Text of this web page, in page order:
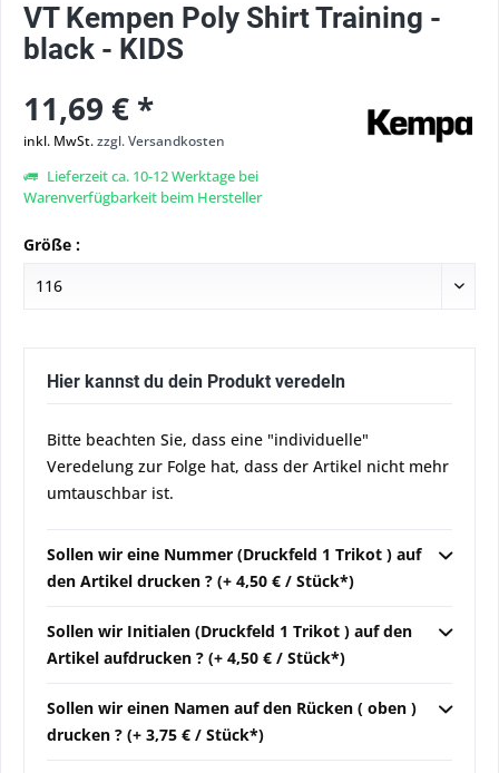
VT Kempen Poly Shirt Training -
black - KIDS
11,69 € *
inkl. MwSt.zzgl. Versandkosten
Lieferzeit ca. 10-12 Werktage bei
Warenverfügbarkeit beim Hersteller
Größe :
Hier kannst du dein Produkt veredeln
Bitte beachten Sie, dass eine "individuelle"
Veredelung zur Folge hat, dass der Artikel nicht mehr
umtauschbar ist.
Sollen wir eine Nummer (Druckfeld 1 Trikot ) auf
den Artikel drucken ? (+ 4,50 € / Stück*)
Sollen wir Initialen (Druckfeld 1 Trikot ) auf den
Artikel aufdrucken ? (+ 4,50 € / Stück*)
Sollen wir einen Namen auf den Rücken ( oben )
drucken ? (+ 3,75 € / Stück*)